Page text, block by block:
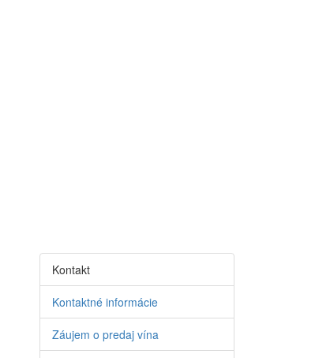
Kontakt
Kontaktné informácie
Záujem o predaj vína